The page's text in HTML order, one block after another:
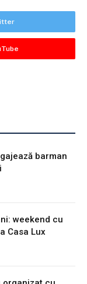
barman
weekend cu
Casa Lux